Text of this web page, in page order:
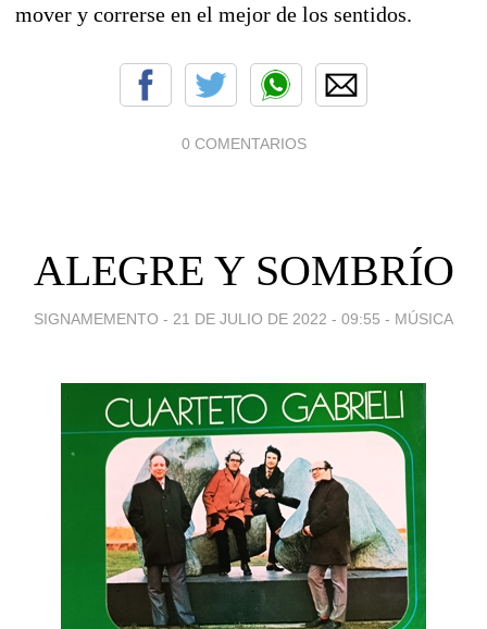
mover y correrse en el mejor de los sentidos.
0 COMENTARIOS
ALEGRE Y SOMBRÍO
SIGNAMEMENTO - 21 DE JULIO DE 2022 - 09:55 - MÚSICA